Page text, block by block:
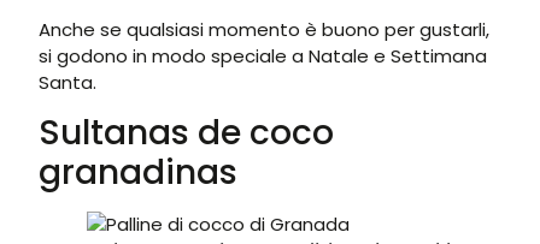
Anche se qualsiasi momento è buono per gustarli,
si godono in modo speciale a Natale e Settimana
Santa.
Sultanas de coco
granadinas